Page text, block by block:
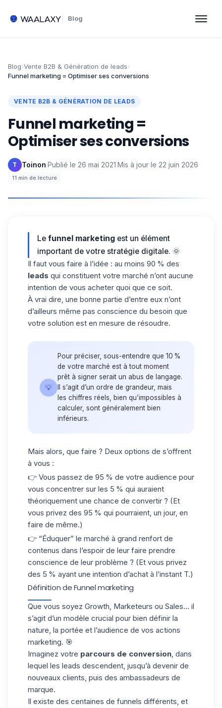
Blog
Blog›Vente B2B & Génération de leads›
Funnel marketing = Optimiser ses conversions
VENTE B2B & GÉNÉRATION DE LEADS
Funnel marketing =
Optimiser ses conversions
T Toinon·Publié le 26 mai 2021·Mis à jour le 22 juin 2026·
11 min de lecture
Le funnel marketing est un élément
important de votre stratégie digitale. 🌞
Il faut vous faire à l’idée : au moins 90 % des
leads qui constituent votre marché n’ont aucune
intention de vous acheter quoi que ce soit.
À vrai dire, une bonne partie d’entre eux n’ont
d’ailleurs même pas conscience du besoin que
votre solution est en mesure de résoudre.
💡
Pour préciser, sous-entendre que 10 %
de votre marché est à tout moment
prêt à signer serait un abus de langage.
Il s’agit d’un ordre de grandeur, mais
les chiffres réels, bien qu’impossibles à
calculer, sont généralement bien
inférieurs.
Mais alors, que faire ? Deux options de s’offrent
à vous :
👉 Vous passez de 95 % de votre audience pour
vous concentrer sur les 5 % qui auraient
théoriquement une chance de convertir ? (Et
vous privez des 95 % qui pourraient, un jour, en
faire de même.)
👉 “Éduquer” le marché à grand renfort de
contenus dans l’espoir de leur faire prendre
conscience de leur problème ? (Et vous privez
des 5 % ayant une intention d’achat à l’instant T.)
Définition de Funnel marketing
Que vous soyez Growth, Marketeurs ou Sales... il
s’agit d’un modèle crucial pour bien définir la
nature, la portée et l’audience de vos actions
marketing. 🎯
Imaginez votre parcours de conversion, dans
lequel les leads descendent, jusqu’à devenir de
nouveaux clients, puis des ambassadeurs de
marque.
Il existe des centaines de funnels différents, et